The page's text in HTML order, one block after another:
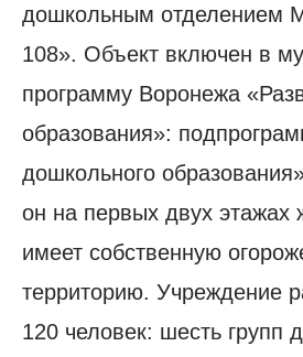
дошкольным
108». Объект включен в
программу Воронежа
образования»:
дошкольного
он на первых двух этажах
имеет собственную
территорию. Учреждение
120 человек: шесть групп